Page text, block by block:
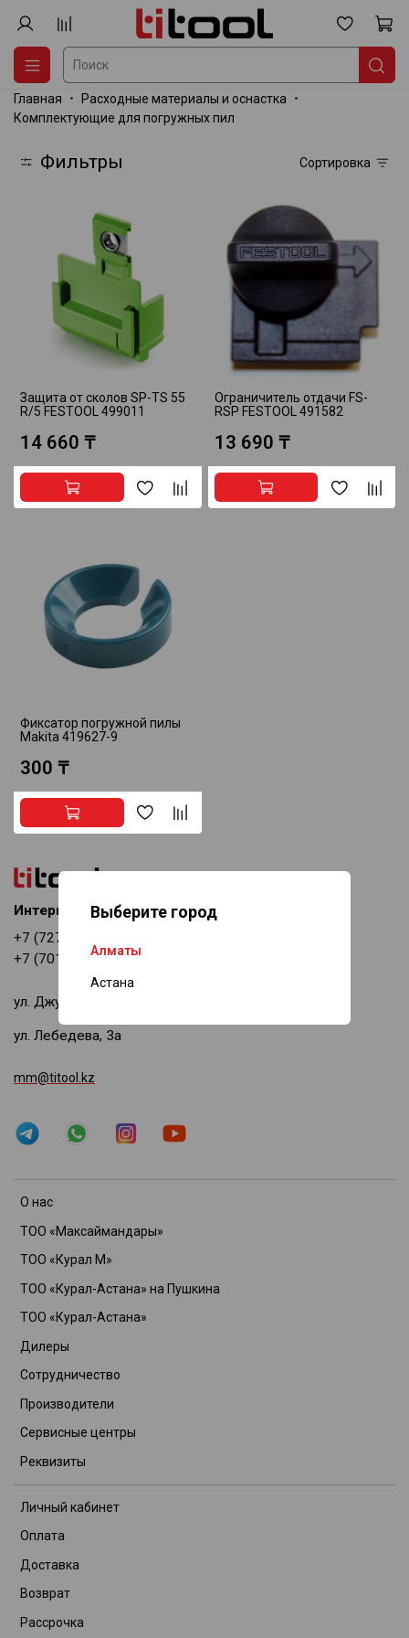
Выберите город
Алматы
Астана
Главная
Расходные материалы и оснастка
Комплектующие для погружных пил
Фильтры Сортировка
Защита от сколов SP-TS 55
R/5 FESTOOL 499011
14 660 ₸
Ограничитель отдачи FS-
RSP FESTOOL 491582
13 690 ₸
Фиксатор погружной пилы
Makita 419627-9
300 ₸
О нас
ТОО «Максаймандары»
ТОО «Курал М»
ТОО «Курал-Астана» на Пушкина
ТОО «Курал-Астана»
Дилеры
Сотрудничество
Производители
Сервисные центры
Реквизиты
Личный кабинет
Оплата
Доставка
Возврат
Рассрочка
Интернет-магазин
+7 (727) 378-69-11
+7 (701) 518-94-08
ул. Джумалиева, 144
ул. Лебедева, 3а
mm@titool.kz